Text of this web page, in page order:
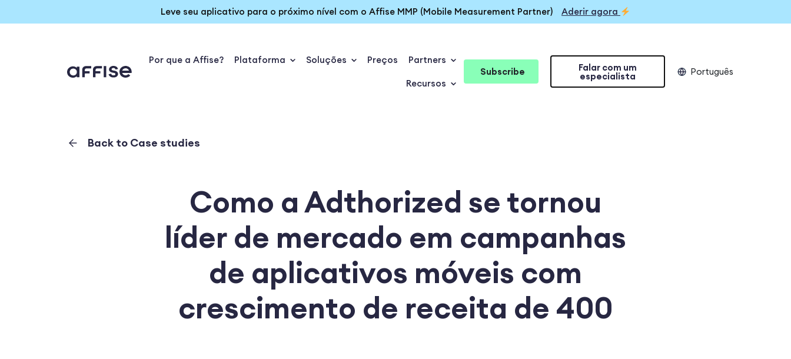
Leve seu aplicativo para o próximo nível com o Affise MMP (Mobile Measurement Partner) Aderir agora
Por que a Affise? Plataforma Soluções Preços Partners
Recursos
Subscribe Falar com um
especialista Português
Back to Case studies
Como a Adthorized se tornou
líder de mercado em campanhas
de aplicativos móveis com
crescimento de receita de 400